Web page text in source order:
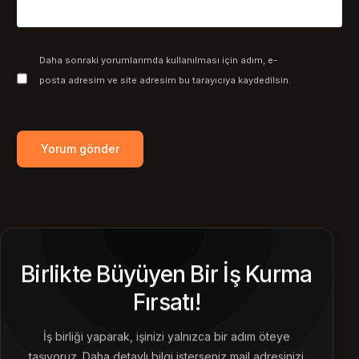
Daha sonraki yorumlarımda kullanılması için adım, e-
posta adresim ve site adresim bu tarayıcıya kaydedilsin.
Birlikte Büyüyen Bir İş Kurma
Fırsatı!
İş birliği yaparak, işinizi yalnızca bir adım öteye